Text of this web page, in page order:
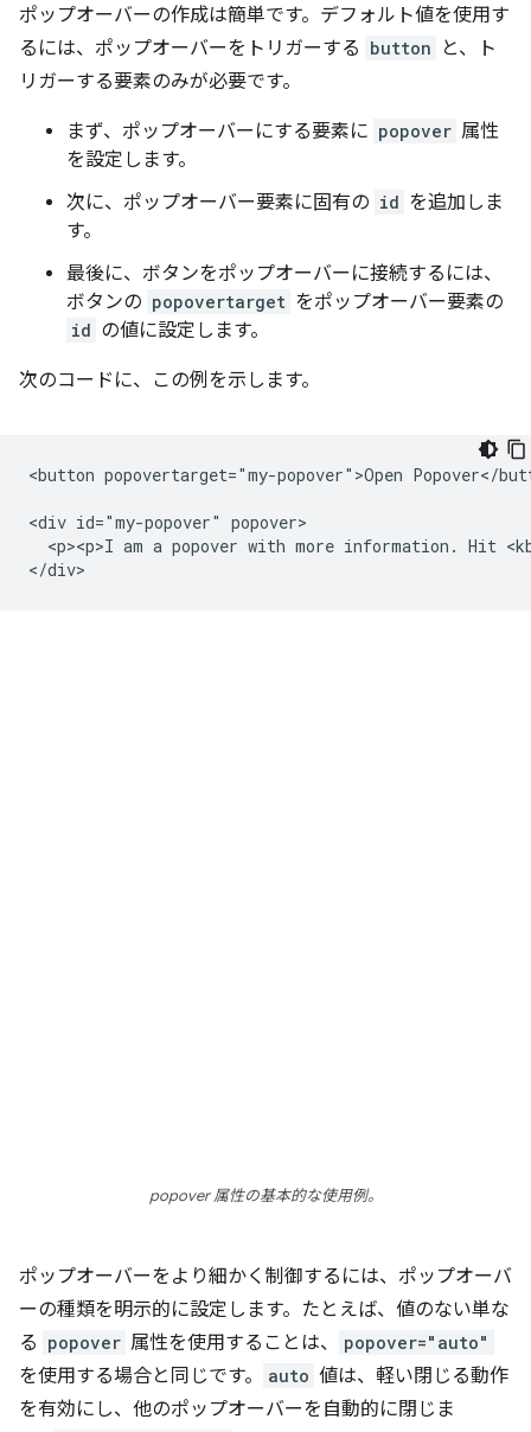
ポップオーバーの作成は簡単です。デフォルト値を使用す
るには、ポップオーバーをトリガーする button
と、ト
リガーする要素のみが必要です。
まず、ポップオーバーにする要素に popover 属性
を設定します。
次に、ポップオーバー要素に固有の id を追加しま
す。
最後に、ボタンをポップオーバーに接続するには、
ボタンの popovertarget をポップオーバー要素の
id の値に設定します。
次のコードに、この例を示します。
<button popovertarget="my-popover">Open Popover</
<div id="my-popover" popover>
<p><p>I am a popover with more information. Hit
popover 属性の基本的な使用例。
ポップオーバーをより細かく制御するには、ポップオーバ
ーの種類を明示的に設定します。たとえば、値のない単な
る popover 属性を使用することは、 popover="auto"
を使用する場合と同じです。 auto 値は、軽い閉じる動作
を有効にし、他のポップオーバーを自動的に閉じま